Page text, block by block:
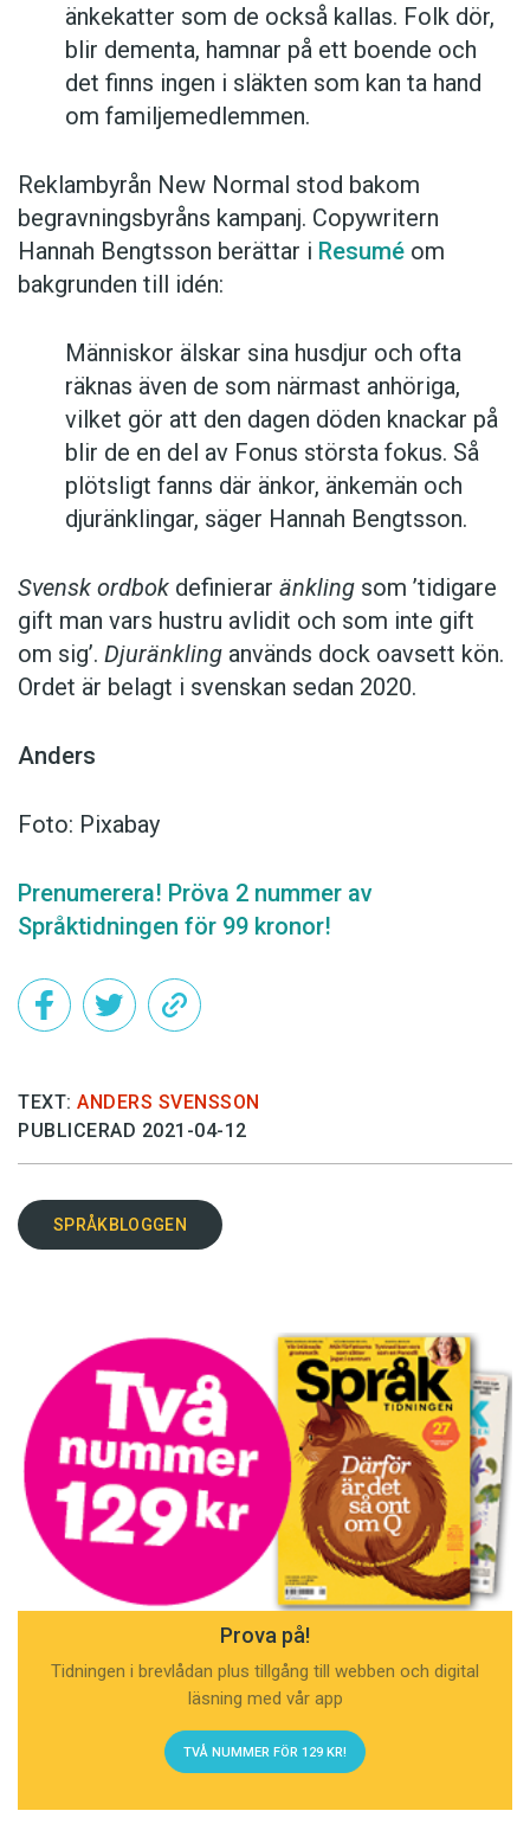
änkekatter som de också kallas. Folk dör,
blir dementa, hamnar på ett boende och
det finns ingen i släkten som kan ta hand
om familjemedlemmen.
Reklambyrån New Normal stod bakom
begravningsbyråns kampanj. Copywritern
Hannah Bengtsson berättar i Resumé om
bakgrunden till idén:
Människor älskar sina husdjur och ofta
räknas även de som närmast anhöriga,
vilket gör att den dagen döden knackar på
blir de en del av Fonus största fokus. Så
plötsligt fanns där änkor, änkemän och
djuränklingar, säger Hannah Bengtsson.
Svensk ordbok definierar änkling som ’tidigare
gift man vars hustru av­lidit och som inte gift
om sig’. Djuränkling används dock oavsett kön.
Ordet är belagt i svenskan sedan 2020.
Anders
Foto: Pixabay
Prenumerera! Pröva 2 nummer av
Språktidningen för 99 kronor!
TEXT: ANDERS SVENSSON
PUBLICERAD 2021-04-12
SPRÅKBLOGGEN
Prova på!
Tidningen i brevlådan plus tillgång till webben och digital
läsning med vår app
TVÅ NUMMER FÖR 129 KR!